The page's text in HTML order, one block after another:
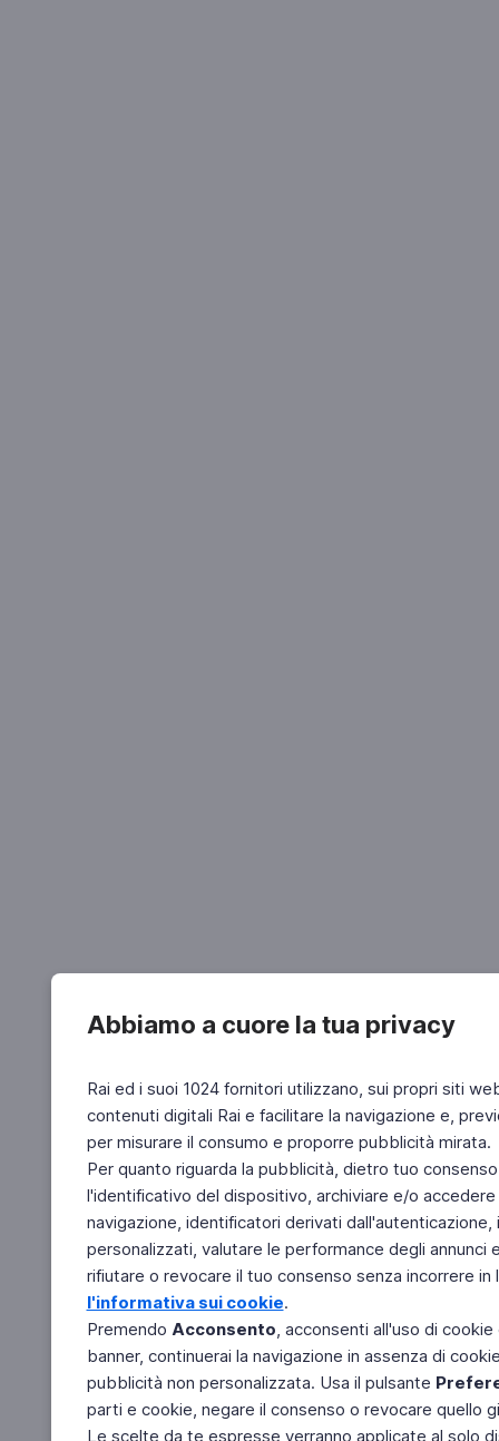
Abbiamo a cuore la tua privacy
Rai ed i suoi 1024 fornitori utilizzano, sui propri siti
contenuti digitali Rai e facilitare la navigazione e,
per misurare il consumo e proporre pubblicità mirata.
Per quanto riguarda la pubblicità, dietro tuo
l'identificativo del dispositivo, archiviare e/o
navigazione, identificatori derivati
personalizzati, valutare le performance degli
rifiutare o revocare il tuo consenso senza incorrere
l'informativa sui cookie.
Premendo Acconsento, acconsenti all'uso di
banner, continuerai la navigazione in assenza di
pubblicità non personalizzata. Usa il pulsante
parti e cookie, negare il consenso o revocare quello
Le scelte da te espresse verranno applicate al solo